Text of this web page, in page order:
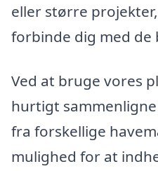
eller større
forbinde dig med de
Ved at bruge vores
hurtigt
fra forskellige
mulighed for at